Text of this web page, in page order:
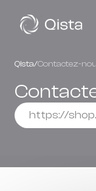
Qista/Contactez-
https://